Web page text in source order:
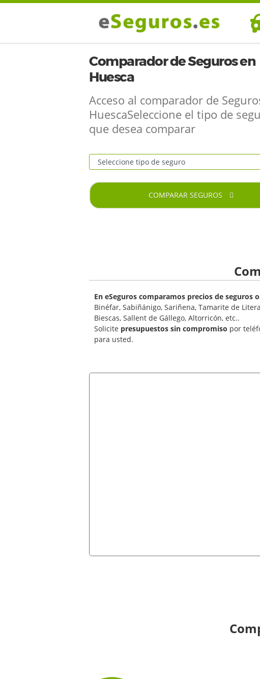
Comparador de Seguros en
Huesca
Acceso al comparador de
HuescaSeleccione el tipo de
que desea comparar
COMPARAR SEGUROS
En eSeguros comparamos precios de seguros
Binéfar, Sabiñánigo, Sariñena, Tamarite de
Biescas, Sallent de Gállego, Altorricón, etc..
Solicite presupuestos sin compromiso por
para usted.